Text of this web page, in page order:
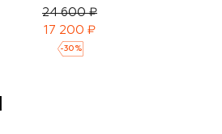
24 600 ₽
17 200 ₽
-30 %